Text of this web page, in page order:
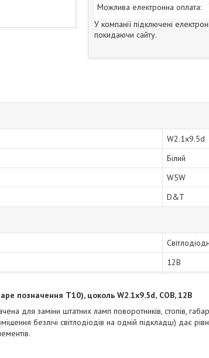
У компанії підключені
покидаючи сайту.
W2.1x9.5d
Білий
W5W
D&T
12В
позначення T10), цоколь W2.1x9.5d, COB, 12В
для заміни штатних ламп поворотників, стопів,
безлічі світлодіодів на одній підкладці) дає